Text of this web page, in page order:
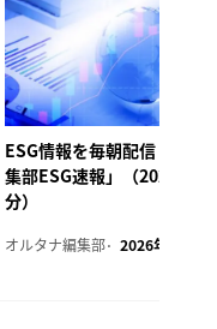
ESG情報を毎朝配信「オル
集部ESG速報」（2026年8
分）
オルタナ編集部 2026年8月7日